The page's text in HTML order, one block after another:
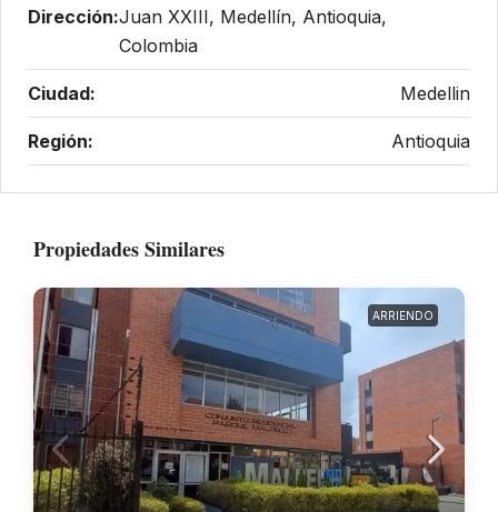
Dirección:Juan XXIII, Medellín, Antioquia,
Colombia
Ciudad: Medellin
Región: Antioquia
Propiedades Similares
ARRIENDO